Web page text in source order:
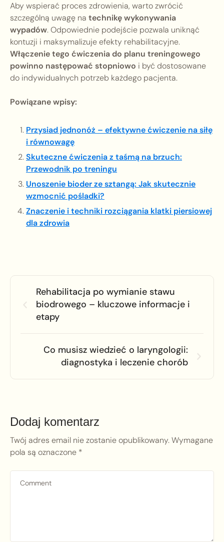
Aby wspierać proces zdrowienia, warto zwrócić
szczególną uwagę na technikę wykonywania
wypadów. Odpowiednie podejście pozwala uniknąć
kontuzji i maksymalizuje efekty rehabilitacyjne.
Włączenie tego ćwiczenia do planu treningowego
powinno następować stopniowo i być dostosowane
do indywidualnych potrzeb każdego pacjenta.
Powiązane wpisy:
Przysiad jednonóż – efektywne ćwiczenie na siłę
i równowagę
Skuteczne ćwiczenia z taśmą na brzuch:
Przewodnik po treningu
Unoszenie bioder ze sztangą: Jak skutecznie
wzmocnić pośladki?
Znaczenie i techniki rozciągania klatki piersiowej
dla zdrowia
Rehabilitacja po wymianie stawu
biodrowego – kluczowe informacje i
etapy
Co musisz wiedzieć o laryngologii:
diagnostyka i leczenie chorób
Dodaj komentarz
Twój adres email nie zostanie opublikowany.Wymagane
pola są oznaczone *